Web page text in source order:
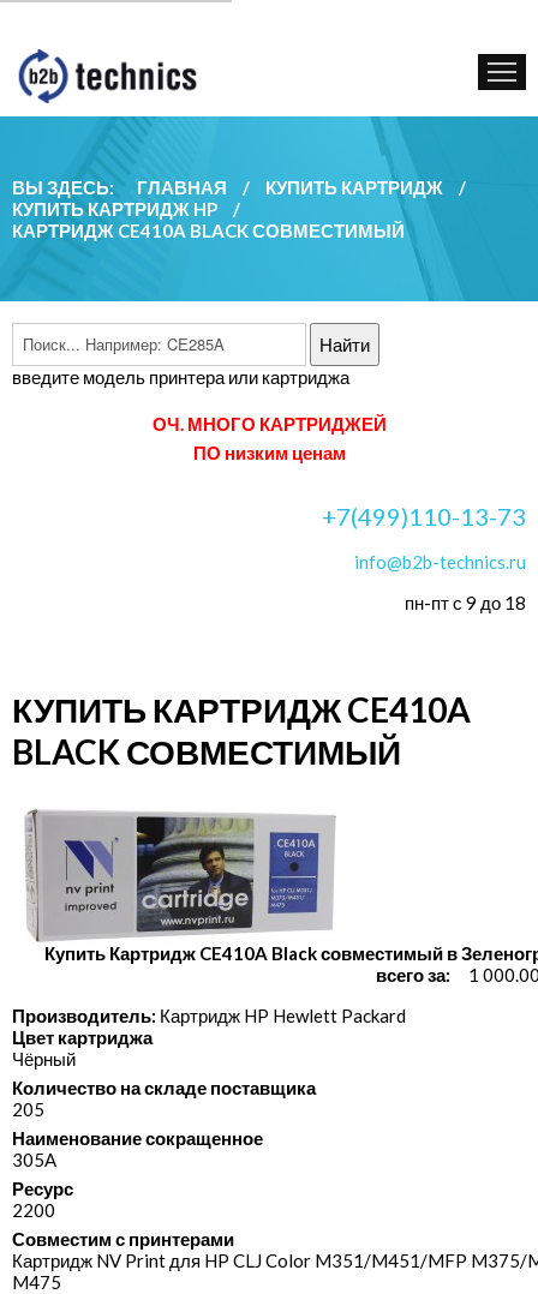
КУПИТЬ КАРТРИДЖ
ГОС. УЧРЕЖДЕНИЯМ
КОНТАКТЫ
ВЫ ЗДЕСЬ: ГЛАВНАЯ / КУПИТЬ КАРТРИДЖ
/
КУПИТЬ КАРТРИДЖ HP
/
КАРТРИДЖ CE410A BLACK СОВМЕСТИМЫЙ
введите модель принтера или картриджа
ОЧ. МНОГО КАРТРИДЖЕЙ
ПО низким ценам
+7(499)110-13-73
info@b2b-technics.ru
пн-пт с 9 до 18
КУПИТЬ КАРТРИДЖ CE410A
BLACK СОВМЕСТИМЫЙ
Купить Картридж CE410A Black совместимый в
всего за:
1
Производитель: Картридж HP Hewlett Packard
Цвет картриджа
Чёрный
Количество на складе поставщика
205
Наименование сокращенное
305A
Ресурс
2200
Совместим с принтерами
Картридж NV Print для HP CLJ Color M351/​M451/​MFP M375/​
M475